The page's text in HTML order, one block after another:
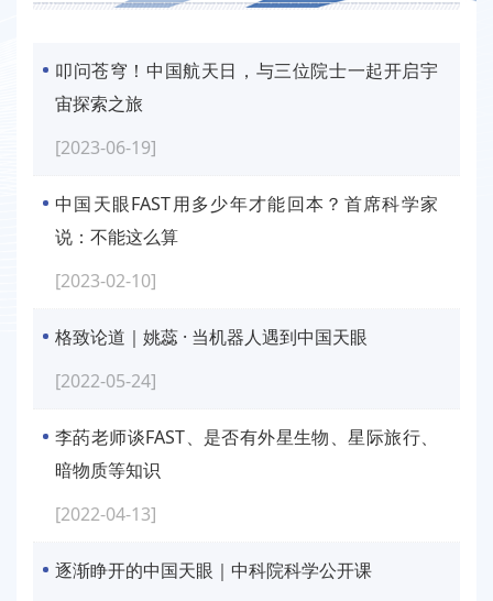
叩问苍穹！中国航天日，与三位院士一起开启宇
宙探索之旅
[2023-06-19]
中国天眼FAST用多少年才能回本？首席科学家
说：不能这么算
[2023-02-10]
格致论道｜姚蕊 · 当机器人遇到中国天眼
[2022-05-24]
李菂老师谈FAST、是否有外星生物、星际旅行、
暗物质等知识
[2022-04-13]
逐渐睁开的中国天眼｜中科院科学公开课